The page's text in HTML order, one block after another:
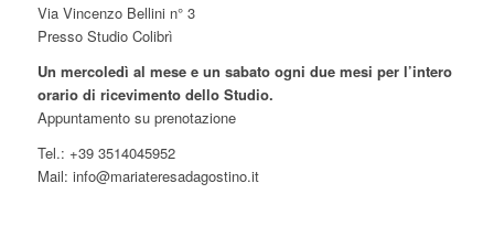
Via Vincenzo Bellini n° 3
Presso Studio Colibrì
Un mercoledì al mese e un sabato ogni due mesi per l’intero
orario di ricevimento dello Studio.
Appuntamento su prenotazione
Tel.: +39 3514045952
Mail: info@mariateresadagostino.it